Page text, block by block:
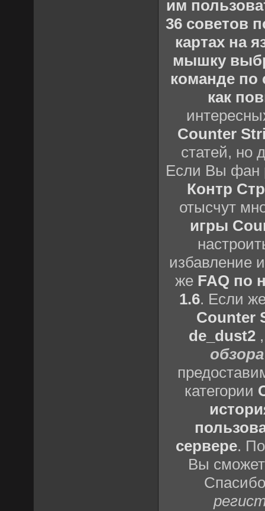
им
36 советов
картах на
мышку
команде по
как
Counter
статей, но
Если Вы фан
Контр
отысчут
игры
избавление
же FAQ по
1.6. Если
Counter
de_dust2
категории
сервере.
Вы